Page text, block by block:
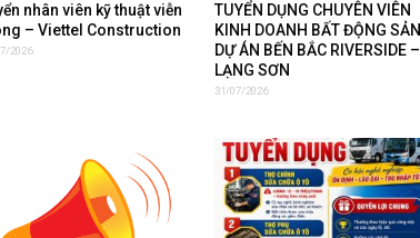
nhân viên kỹ thuật viễn
– Viettel Construction
2026
TUYỂN DỤNG CHUYÊN VIÊN
KINH DOANH BẤT ĐỘNG SẢN
DỰ ÁN BẾN BẮC RIVERSIDE –
LẠNG SƠN
31/07/2026